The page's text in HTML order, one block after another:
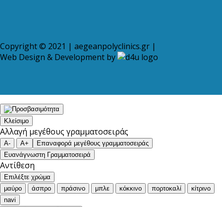
Copyright © 2021 | aegeanpolyclinics.gr |
Web Design & Development by
Κλείσιμο
Αλλαγή μεγέθους γραμματοσειράς
A- A+
Επαναφορά μεγέθους γραμματοσειράς
Ευανάγνωστη Γραμματοσειρά
Αντίθεση
Επιλέξτε χρώμα
μαύρο
άσπρο πράσινο μπλε κόκκινο πορτοκαλί
κίτρινο
navi